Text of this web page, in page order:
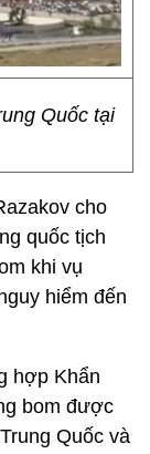
Quốc tại
cho
quốc tịch
khi vụ
hiểm đến
hợp Khẩn
bom được
Quốc và